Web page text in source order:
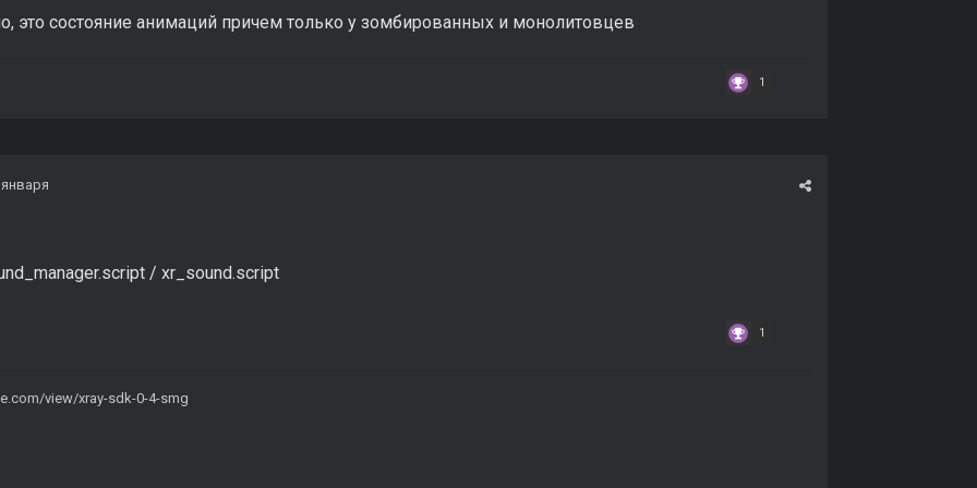
это состояние анимаций причем только у зомбированных и монолитовцев
1
/ xr_sound.script
1
view/xray-sdk-0-4-smg